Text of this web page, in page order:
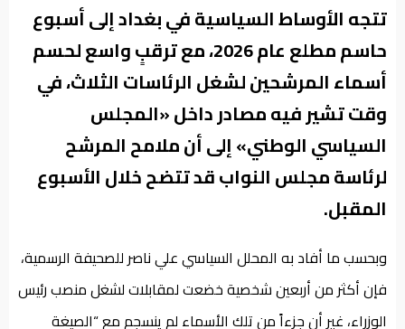
تتجه الأوساط السياسية في بغداد إلى أسبوع
حاسم مطلع عام 2026، مع ترقبٍ واسع لحسم
أسماء المرشحين لشغل الرئاسات الثلاث، في
وقت تشير فيه مصادر داخل «المجلس
السياسي الوطني» إلى أن ملامح المرشح
لرئاسة مجلس النواب قد تتضح خلال الأسبوع
المقبل.
وبحسب ما أفاد به المحلل السياسي علي ناصر للصحيفة الرسمية،
فإن أكثر من أربعين شخصية خضعت لمقابلات لشغل منصب رئيس
الوزراء، غير أن جزءاً من تلك الأسماء لم ينسجم مع “الصيغة